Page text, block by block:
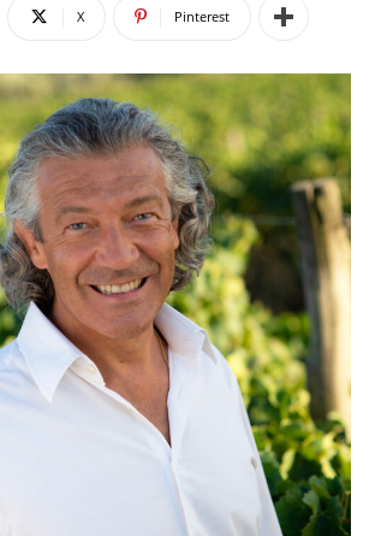
X Pinterest